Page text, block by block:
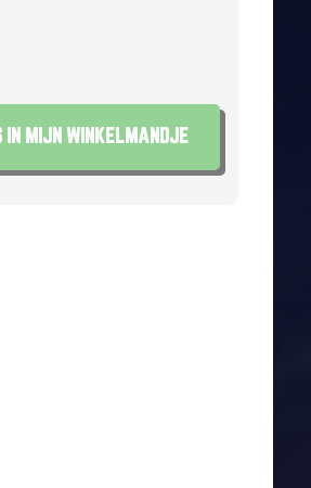
IN MIJN WINKELMANDJE